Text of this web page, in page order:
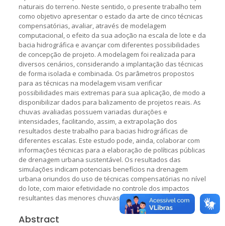
naturais do terreno. Neste sentido, o presente trabalho tem
como objetivo apresentar o estado da arte de cinco técnicas
compensatórias, avaliar, através de modelagem
computacional, o efeito da sua adoção na escala de lote e da
bacia hidrográfica e avançar com diferentes possibilidades
de concepção de projeto. A modelagem foi realizada para
diversos cenários, considerando a implantação das técnicas
de forma isolada e combinada. Os parâmetros propostos
para as técnicas na modelagem visam verificar
possibilidades mais extremas para sua aplicação, de modo a
disponibilizar dados para balizamento de projetos reais. As
chuvas avaliadas possuem variadas durações e
intensidades, facilitando, assim, a extrapolação dos
resultados deste trabalho para bacias hidrográficas de
diferentes escalas. Este estudo pode, ainda, colaborar com
informações técnicas para a elaboração de políticas públicas
de drenagem urbana sustentável. Os resultados das
simulações indicam potenciais benefícios na drenagem
urbana oriundos do uso de técnicas compensatórias no nível
do lote, com maior efetividade no controle dos impactos
resultantes das menores chuvas de projeto.
Abstract